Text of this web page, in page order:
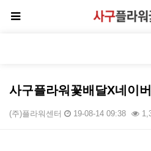
사구플라워꽃배달X네이
(주)플라워센터 19-08-14 09:38